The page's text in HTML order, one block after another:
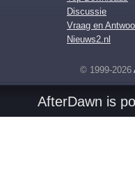
Discussie
Vraag en
Nieuws2.nl
© 1999-2026
AfterDawn is